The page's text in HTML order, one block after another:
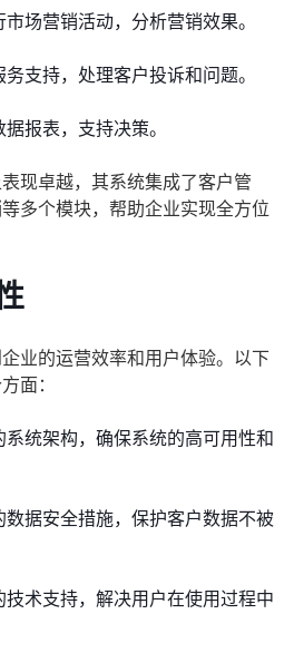
场营销活动，分析营销效果。
支持，处理客户投诉和问题。
报表，支持决策。
现卓越，其系统集成了客户管
多个模块，帮助企业实现全方位
业的运营效率和用户体验。以下
面：
系统架构，确保系统的高可用性和
数据安全措施，保护客户数据不被
技术支持，解决用户在使用过程中